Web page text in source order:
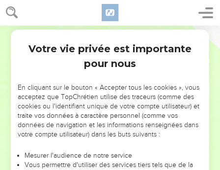
NE MANQUEZ PAS L’ÉVÉNEMENT
DE L’ANNÉE !
ET SI LEURS ERREURS POUVAIENT VOUS ÉVITER LES
VOTRES ?
leur foi ou leur vision. Mais on voit moins les doutes, les erreurs
et les saisons difficiles qu'ils ont traversés, alors même que ce
Votre vie privée est importante
pour nous
En cliquant sur le bouton « Accepter tous les cookies », vous
acceptez que TopChrétien utilise des traceurs (comme des
cookies ou l'identifiant unique de votre compte utilisateur) et
traite vos données à caractère personnel (comme vos
données de navigation et les informations renseignées dans
votre compte utilisateur) dans les buts suivants :
Mesurer l'audience de notre service
Vous permettre d'utiliser des services tiers tels que de la